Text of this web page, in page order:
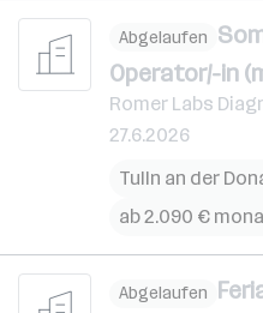
Abgelaufen
Operator/-in
Romer Labs
27.6.2026
Tulln an der
ab 2.090 €
Abgelaufen